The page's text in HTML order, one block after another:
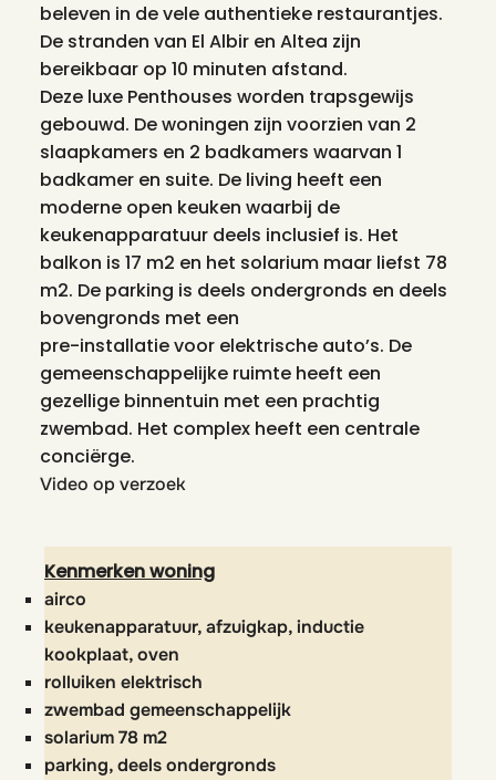
beleven in de vele authentieke restaurantjes.
De stranden van El Albir en Altea zijn
bereikbaar op 10 minuten afstand.
Deze luxe Penthouses worden trapsgewijs
gebouwd. De woningen zijn voorzien van 2
slaapkamers en 2 badkamers waarvan 1
badkamer en suite. De living heeft een
moderne open keuken waarbij de
keukenapparatuur deels inclusief is. Het
balkon is 17 m2 en het solarium maar liefst 78
m2. De parking is deels ondergronds en deels
bovengronds met een
pre-installatie voor elektrische auto’s. De
gemeenschappelijke ruimte heeft een
gezellige binnentuin met een prachtig
zwembad. Het complex heeft een centrale
conciërge.
Video op verzoek
Kenmerken woning
airco
keukenapparatuur, afzuigkap, inductie
kookplaat, oven
rolluiken elektrisch
zwembad gemeenschappelijk
solarium 78 m2
parking, deels ondergronds